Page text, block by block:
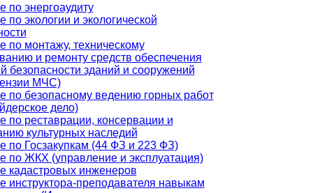
по энергоаудиту
по экологии и экологической
по монтажу, техническому
и ремонту средств обеспечения
безопасности зданий и сооружений
МЧС)
по безопасному ведению горных работ
дело)
по реставрации, консервации и
культурных наследий
по Госзакупкам (44 ФЗ и 223 ФЗ)
по ЖКХ (управление и эксплуатация)
кадастровых инженеров
инструктора-преподавателя навыкам